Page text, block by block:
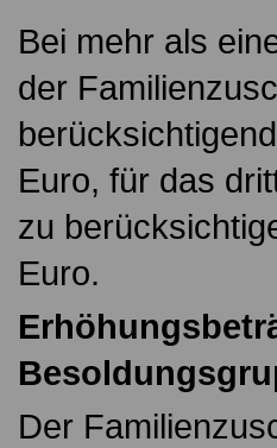
Bei mehr als
der
Euro, für das
zu
Euro.
Der